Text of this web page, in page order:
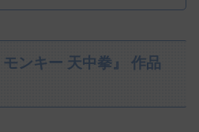
ンキー 天中拳』 作品